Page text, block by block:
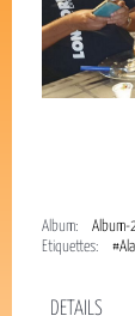
Album:
Étiquettes:
DETAILS